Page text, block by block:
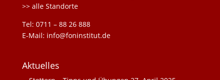
>> alle Standorte
Tel: 0711 – 88 26 888
E-Mail: info@foninstitut.de
Aktuelles